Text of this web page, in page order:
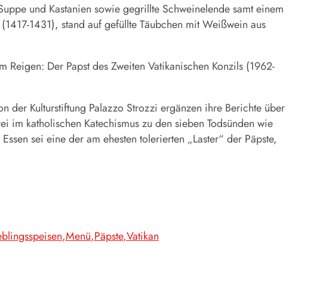
und Kastanien sowie gegrillte Schweinelende samt einem
1431), stand auf gefüllte Täubchen mit Weißwein aus
Der Papst des Zweiten Vatikanischen Konzils (1962-
Kulturstiftung Palazzo Strozzi ergänzen ihre Berichte über
katholischen Katechismus zu den sieben Todsünden wie
sei eine der am ehesten tolerierten „Laster“ der Päpste,
Menü Päpste Vatikan